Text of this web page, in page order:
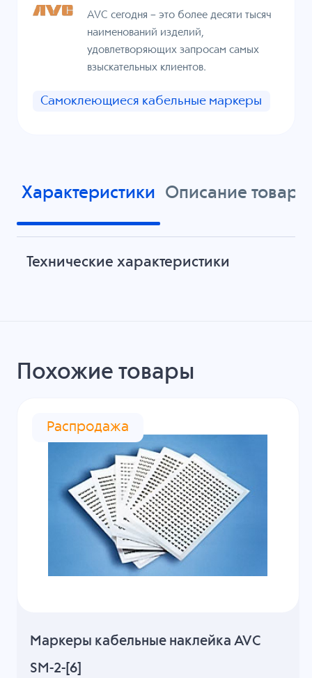
AVC сегодня – это более десяти тысяч
наименований изделий,
удовлетворяющих запросам самых
взыскательных клиентов.
Самоклеющиеся кабельные маркеры
Характеристики Описание товара
Технические характеристики
Похожие товары
Распродажа
Маркеры кабельные наклейка AVC
SM-2-[6]